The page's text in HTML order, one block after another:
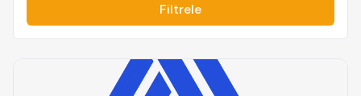
Filtrele